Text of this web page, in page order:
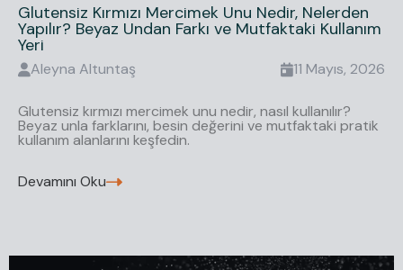
Glutensiz Kırmızı Mercimek Unu Nedir, Nelerden
Yapılır? Beyaz Undan Farkı ve Mutfaktaki Kullanım
Yeri
Aleyna Altuntaş 11 Mayıs, 2026
Glutensiz kırmızı mercimek unu nedir, nasıl kullanılır?
Beyaz unla farklarını, besin değerini ve mutfaktaki pratik
kullanım alanlarını keşfedin.
Devamını Oku